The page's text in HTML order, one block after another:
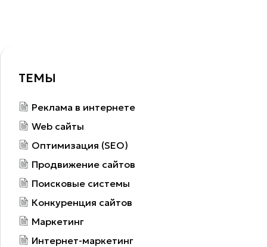
ТЕМЫ
Реклама в интернете
Web сайты
Оптимизация (SEO)
Продвижение сайтов
Поисковые системы
Конкуренция сайтов
Маркетинг
Интернет-маркетинг